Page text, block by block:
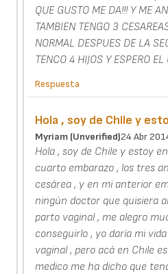
QUE GUSTO ME DA!!! Y ME
TAMBIEN TENGO 3
NORMAL DESPUES DE LA
TENCO 4 HIJOS Y ESPERO EL
Respuesta
Hola , soy de Chile y
Myriam (unverified)24 Abr
Hola , soy de Chile y estoy
cuarto embarazo , los tres
cesárea , y en mi anterior
ningún doctor que quisiera
parto vaginal , me alegro
conseguirlo , yo daría mi
vaginal , pero acá en Chile
medico me ha dicho que